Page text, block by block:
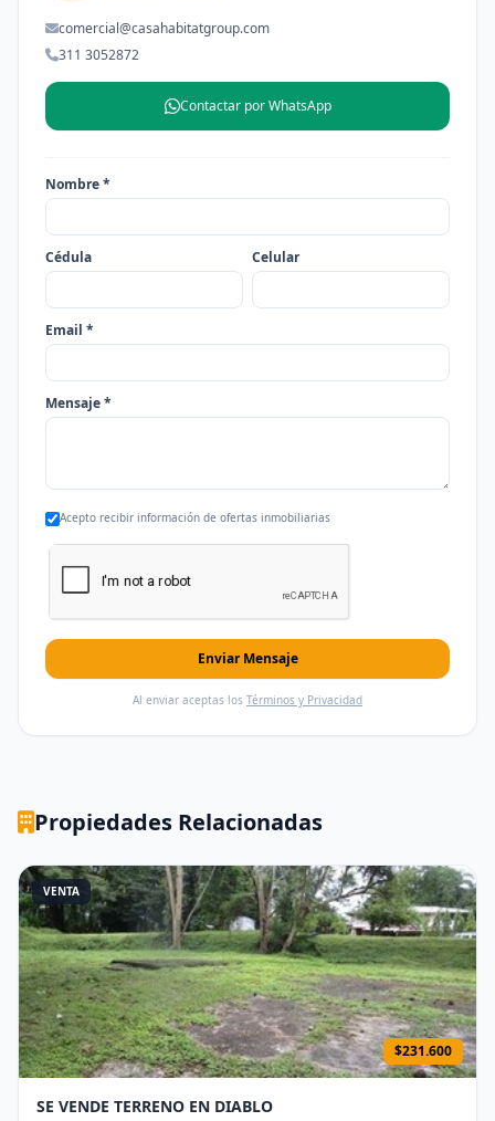
comercial@casahabitatgroup.com
311 3052872
Contactar por WhatsApp
Nombre *
Cédula Celular
Email *
Mensaje *
Acepto recibir información de ofertas inmobiliarias
Enviar Mensaje
Al enviar aceptas los Términos y Privacidad
Propiedades Relacionadas
VENTA
$231.600
SE VENDE TERRENO EN DIABLO